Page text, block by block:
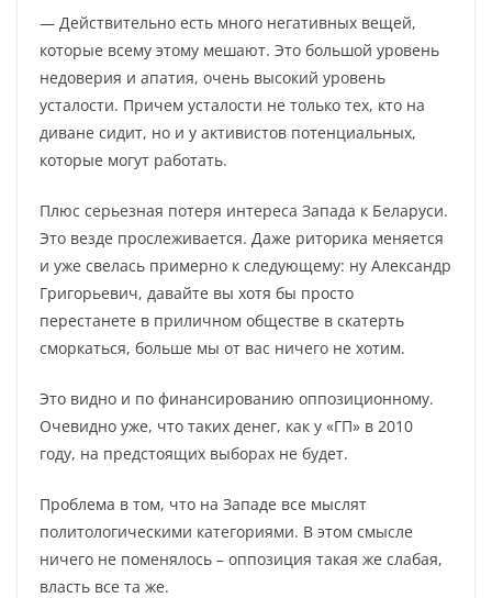
— Действительно есть много негативных вещей,
которые всему этому мешают. Это большой уровень
недоверия и апатия, очень высокий уровень
усталости. Причем усталости не только тех, кто на
диване сидит, но и у активистов потенциальных,
которые могут работать.
Плюс серьезная потеря интереса Запада к Беларуси.
Это везде прослеживается. Даже риторика меняется
и уже свелась примерно к следующему: ну Александр
Григорьевич, давайте вы хотя бы просто
перестанете в приличном обществе в скатерть
сморкаться, больше мы от вас ничего не хотим.
Это видно и по финансированию оппозиционному.
Очевидно уже, что таких денег, как у «ГП» в 2010
году, на предстоящих выборах не будет.
Проблема в том, что на Западе все мыслят
политологическими категориями. В этом смысле
ничего не поменялось – оппозиция такая же слабая,
власть все та же.